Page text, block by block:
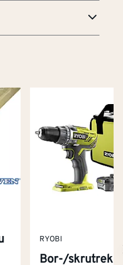
RYOBI
Bor-/skrutrekker